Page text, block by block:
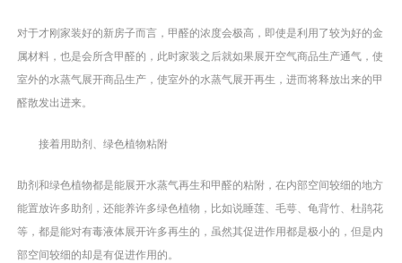
对于才刚家装好的新房子而言，甲醛的浓度会极高，即使是利用了较为好的金
属材料，也是会所含甲醛的，此时家装之后就如果展开空气商品生产通气，使
室外的水蒸气展开商品生产，使室外的水蒸气展开再生，进而将释放出来的甲
醛散发出进来。
接着用助剂、绿色植物粘附
助剂和绿色植物都是能展开水蒸气再生和甲醛的粘附，在内部空间较细的地方
能置放许多助剂，还能养许多绿色植物，比如说睡莲、毛萼、龟背竹、杜鹃花
等，都是能对有毒液体展开许多再生的，虽然其促进作用都是极小的，但是内
部空间较细的却是有促进作用的。